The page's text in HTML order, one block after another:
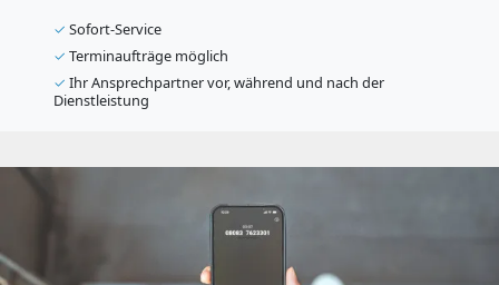
✓ Sofort-Service
✓ Terminaufträge möglich
✓ Ihr Ansprechpartner vor, während und nach der
Dienstleistung